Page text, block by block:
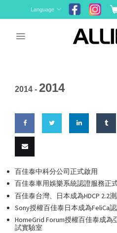
to
Language
2014 - 2014
Share
Facebook Twitter LinkedIn Tumblr
this
百佳泰中科分公司正式啟用
百佳泰車用娛樂系統認證服務正
百佳泰台灣、日本成為HDCP 2.2
Sony授權百佳泰日本成為FeliCa
HomeGrid Forum授權百佳泰成為
試實驗室